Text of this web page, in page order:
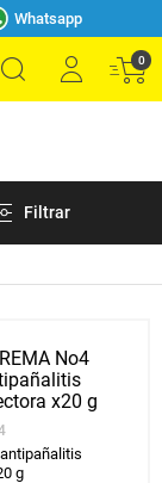
Whatsapp
0
Filtrar
g